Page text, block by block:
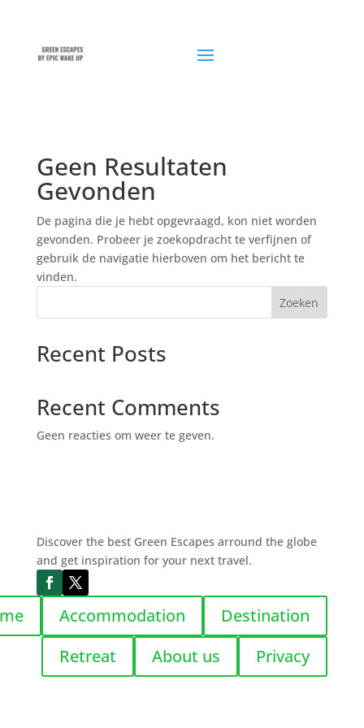
Geen Resultaten
Gevonden
De pagina die je hebt opgevraagd, kon niet worden
gevonden. Probeer je zoekopdracht te verfijnen of
gebruik de navigatie hierboven om het bericht te
vinden.
Zoeken
Recent Posts
Recent Comments
Geen reacties om weer te geven.
Discover the best Green Escapes arround the globe
and get inspiration for your next travel.
Destination
Accommodation
Privacy
About us
Retreat